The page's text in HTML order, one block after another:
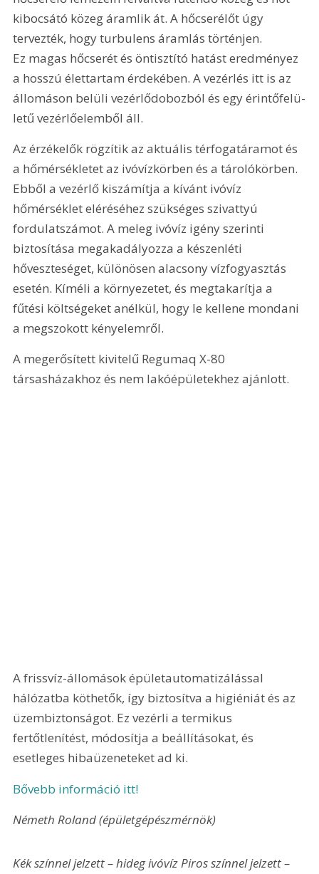
kibocsátó közeg áramlik át. A hőcserélőt úgy
tervezték, hogy turbulens áramlás történjen.
Ez magas hőcserét és öntisztító hatást eredményez
a hosszú élettartam érdekében. A vezérlés itt is az
állomáson belüli vezérlődobozból és egy érintőfelü­
letű vezérlőelemből áll.
Az érzékelők rögzítik az aktuális térfogatáramot és
a hőmérsékletet az ivóvízkörben és a tárolókörben.
Ebből a vezérlő kiszámítja a kívánt ivóvíz
hőmérséklet eléréséhez szükséges szivattyú
fordulatszámot. A meleg ivóvíz igény szerinti
biztosítása megakadályozza a készenléti
hőveszteséget, különösen alacsony vízfogyasztás
esetén. Kíméli a környezetet, és megtakarítja a
fűtési költségeket anélkül, hogy le kellene mondani
a megszokott kényelemről.
A megerősített kivitelű Regumaq X-80
társasházakhoz és nem lakóépületekhez ajánlott.
A frissvíz-állomások épületautomatizálással
hálózatba köthetők, így biztosítva a higiéniát és az
üzembiztonságot. Ez vezérli a termikus
fertőtlenítést, módosítja a beállításokat, és
esetleges hibaüzeneteket ad ki.
Bővebb információ itt!
Németh Roland (épületgépészmérnök)
Kék színnel jelzett – hideg ivóvíz Piros színnel jelzett –